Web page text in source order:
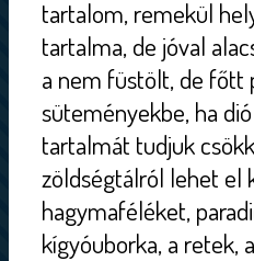
tartalom, remekül
tartalma, de jóval
a nem füstölt, de főtt
süteményekbe, ha
tartalmát tudjuk
zöldségtálról lehet el
hagymaféléket,
kígyóuborka, a retek,